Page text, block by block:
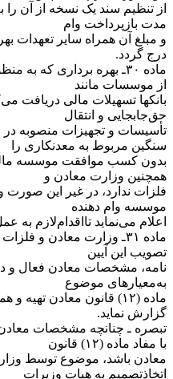
از تنظیم سند یک نسخه از آن
مدت بازپرداخت وام
و مبلغ آن همراه سایر تعهدات
درج گردد.
‌ماده ۳۰ـ بهره برداری که
از موسسات مانند
بانکها تسهیلات مالی دریافت
حق‌جابجایی و انتقال
تأسیسات و تجهیزات منصوبه
سنگین مربوط به معدنکاری را
بدون کسب موافقت موسسه
همچنین وزارت معادن و
فلزات ندارد، در غیر این
موسسه وام دهنده
اعلام می‌نماید تااقدام‌لازم به
تصویب این آیین
نامه، مشخصات معادن فعال و
به‌معیارهای موضوع
ماده (۱۲) قانون معادن
گزارش نماید.
‌تبصره ـ چنانچه مشخصات
با مفاد ماده (۱۲) قانون
معادن باشد، موضوع توسط
اتخاذ‌تصمیم به هیات وزیرات